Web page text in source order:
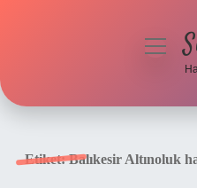
Etiket:Balıkesir Altınoluk